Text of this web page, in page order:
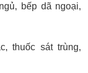
bếp dã ngoại,
thuốc sát trùng,